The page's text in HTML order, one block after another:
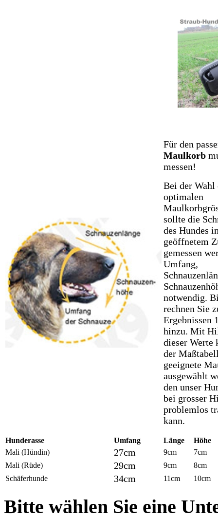
Für den
Maulkorb
messen!
Bei der Wahl
optimalen
sollte die
des Hundes
geöffnetem
gemessen
Umfang,
notwendig.
rechnen Sie
Ergebnissen
hinzu. Mit
dieser Werte
der
geeignete
ausgewählt
den unser
bei grosser
problemlos
kann.
Hunderasse Umfang Länge
Höhe
Mali (Hündin)
27cm 9cm
7cm
Mali (Rüde)
29cm 9cm
8cm
Schäferhunde
34cm 11cm 10cm
Bitte wählen Sie eine